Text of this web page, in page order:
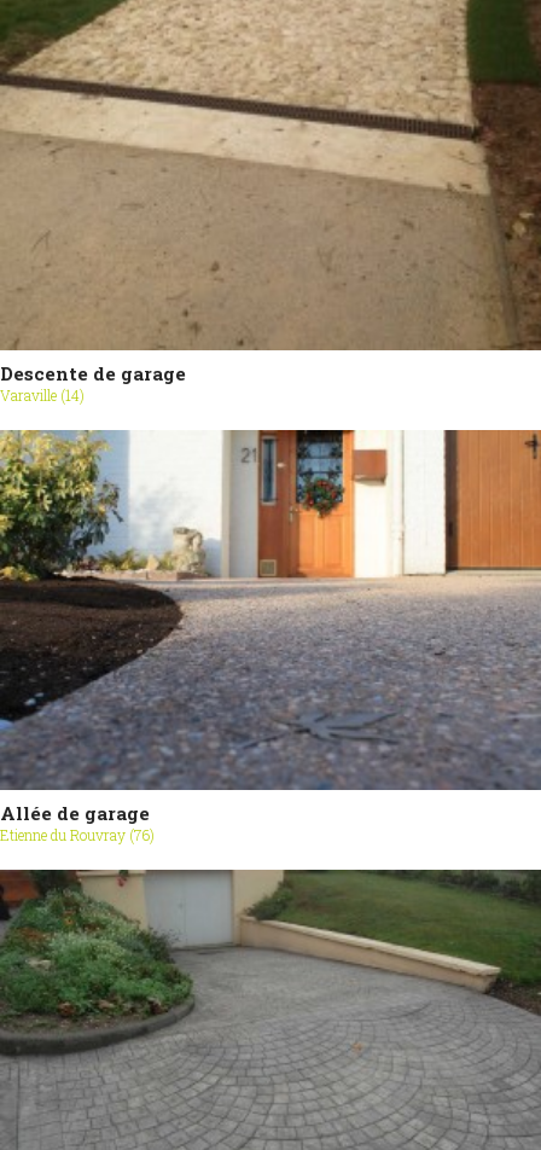
Descente de garage
Varaville (14)
Allée de garage
Etienne du Rouvray (76)